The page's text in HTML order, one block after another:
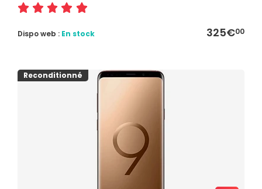
325€00
Dispo web : En stock
Reconditionné